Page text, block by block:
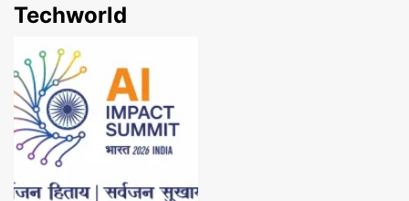
Techworld